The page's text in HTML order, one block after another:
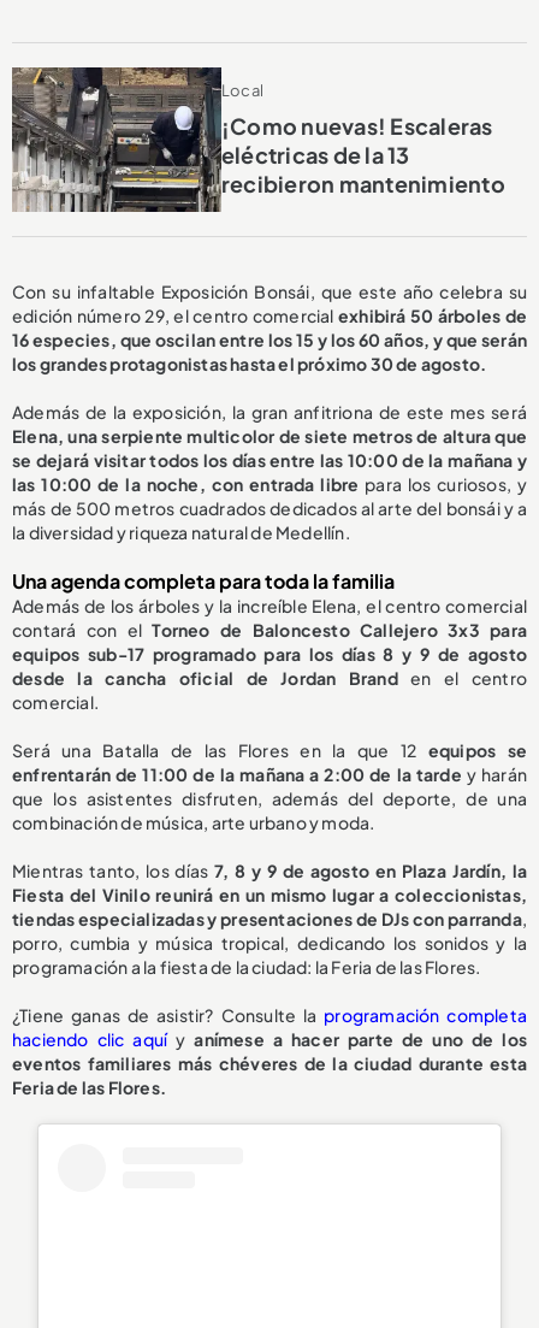
Local
¡Como nuevas! Escaleras
eléctricas de la 13
recibieron mantenimiento
Con su infaltable Exposición Bonsái, que este año celebra su
edición número 29, el centro comercial exhibirá 50 árboles de
16 especies, que oscilan entre los 15 y los 60 años, y que serán
los grandes protagonistas hasta el próximo 30 de agosto.
Además de la exposición, la gran anfitriona de este mes será
Elena, una serpiente multicolor de siete metros de altura que
se dejará visitar todos los días entre las 10:00 de la mañana y
las 10:00 de la noche, con entrada libre para los curiosos, y
más de 500 metros cuadrados dedicados al arte del bonsái y a
la diversidad y riqueza natural de Medellín.
Una agenda completa para toda la familia
Además de los árboles y la increíble Elena, el centro comercial
contará con elTorneo de Baloncesto Callejero 3x3 para
equipos sub-17 programado para los días 8 y 9 de agosto
desde la cancha oficial de Jordan Branden el centro
comercial.
Será una Batalla de las Flores en la que 12 equipos se
enfrentarán de 11:00 de la mañana a 2:00 de la tarde y harán
que los asistentes disfruten, además del deporte, de una
combinación de música, arte urbano y moda.
Mientras tanto, los días 7, 8 y 9 de agosto en Plaza Jardín, la
Fiesta del Vinilo reunirá en un mismo lugar a coleccionistas,
tiendas especializadas y presentaciones de DJs con parranda,
porro, cumbia y música tropical, dedicando los sonidos y la
programación a la fiesta de la ciudad: la Feria de las Flores.
¿Tiene ganas de asistir? Consulte la programación completa
haciendo clic aquíyanímese a hacer parte de uno de los
eventos familiares más chéveres de la ciudad durante esta
Feria de las Flores.